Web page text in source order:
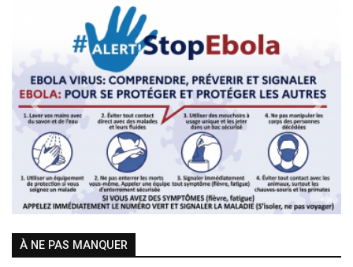
Previous Next
À NE PAS MANQUER